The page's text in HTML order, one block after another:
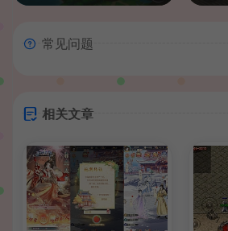
常见问题
相关文章